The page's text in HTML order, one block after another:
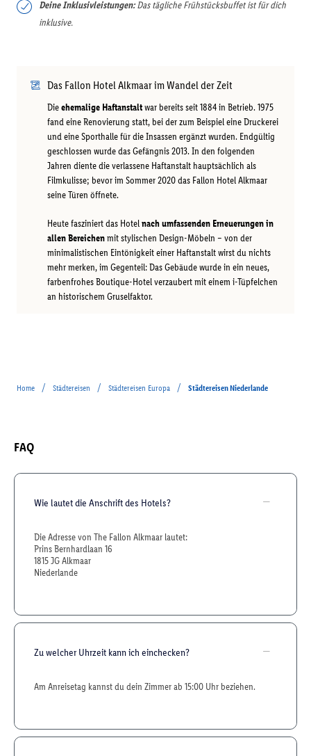
Deine Inklusivleistungen:Das tägliche Frühstücksbuffet ist für dich
inklusive.
Das Fallon Hotel Alkmaar im Wandel der Zeit
Dieehemalige Haftanstaltwar bereits seit 1884 in Betrieb. 1975
fand eine Renovierung statt, bei der zum Beispiel eine Druckerei
und eine Sporthalle für die Insassen ergänzt wurden. Endgültig
geschlossen wurde das Gefängnis 2013. In den folgenden
Jahren diente die verlassene Haftanstalt hauptsächlich als
Filmkulisse; bevor im Sommer 2020 das Fallon Hotel Alkmaar
seine Türen öffnete.
Heute fasziniert das Hotelnach umfassenden Erneuerungen in
allen Bereichenmit stylischen Design-Möbeln – von der
minimalistischen Eintönigkeit einer Haftanstalt wirst du nichts
mehr merken, im Gegenteil: Das Gebäude wurde in ein neues,
farbenfrohes Boutique-Hotel verzaubert mit einem i-Tüpfelchen
an historischem Gruselfaktor.
Home / Städtereisen / Städtereisen Europa / Städtereisen Niederlande
FAQ
Wie lautet die Anschrift des Hotels?
Die Adresse von The Fallon Alkmaar lautet:
Prins Bernhardlaan 16
1815 JG Alkmaar
Niederlande
Zu welcher Uhrzeit kann ich einchecken?
Am Anreisetag kannst du dein Zimmer ab 15:00 Uhr beziehen.